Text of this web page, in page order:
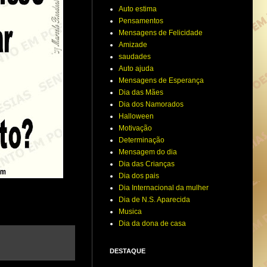
Auto estima
Pensamentos
Mensagens de Felicidade
Amizade
saudades
Auto ajuda
Mensagens de Esperança
Dia das Mães
Dia dos Namorados
Halloween
Motivação
Determinação
Mensagem do dia
Dia das Crianças
Dia dos pais
Dia Internacional da mulher
Dia de N.S. Aparecida
Musica
Dia da dona de casa
DESTAQUE